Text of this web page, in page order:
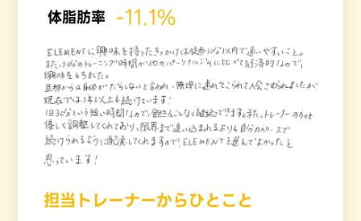
体脂肪率 -11.1%
担当トレーナーからひとこと